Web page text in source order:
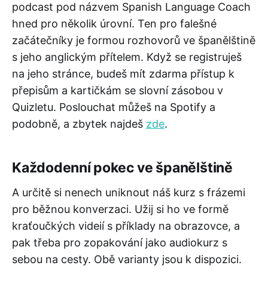
podcast pod názvem Spanish Language Coach
hned pro několik úrovní. Ten pro falešné
začátečníky je formou rozhovorů ve španělštině
s jeho anglickým přítelem. Když se registruješ
na jeho stránce, budeš mít zdarma přístup k
přepisům a kartičkám se slovní zásobou v
Quizletu. Poslouchat můžeš na Spotify a
podobně, a zbytek najdeš zde.
Každodenní pokec ve španělštině
A určitě si nenech uniknout náš kurz s frázemi
pro běžnou konverzaci. Užij si ho ve formě
kraťoučkých videií s příklady na obrazovce, a
pak třeba pro zopakování jako audiokurz s
sebou na cesty. Obě varianty jsou k dispozici.